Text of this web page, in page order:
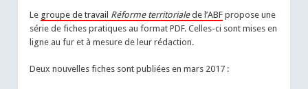
Le groupe de travail Réforme territorialede l’ABF propose une
série de fiches pratiques au format PDF. Celles-ci sont mises en
ligne au fur et à mesure de leur rédaction.
Deux nouvelles fiches sont publiées en mars 2017 :